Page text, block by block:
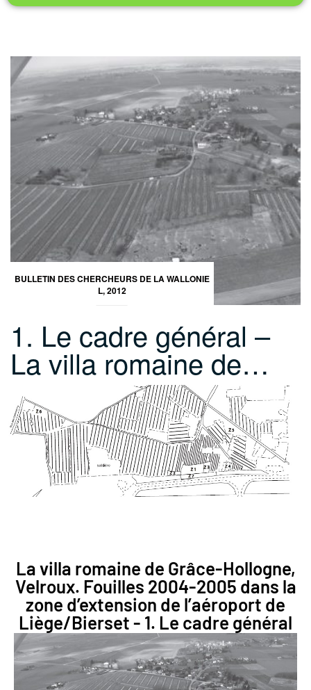
BULLETIN DES CHERCHEURS DE LA WALLONIE
L, 2012
1. Le cadre général –
La villa romaine de…
La villa romaine de Grâce-Hollogne,
Velroux. Fouilles 2004-2005 dans la
zone d’extension de l’aéroport de
Liège/Bierset - 1. Le cadre général